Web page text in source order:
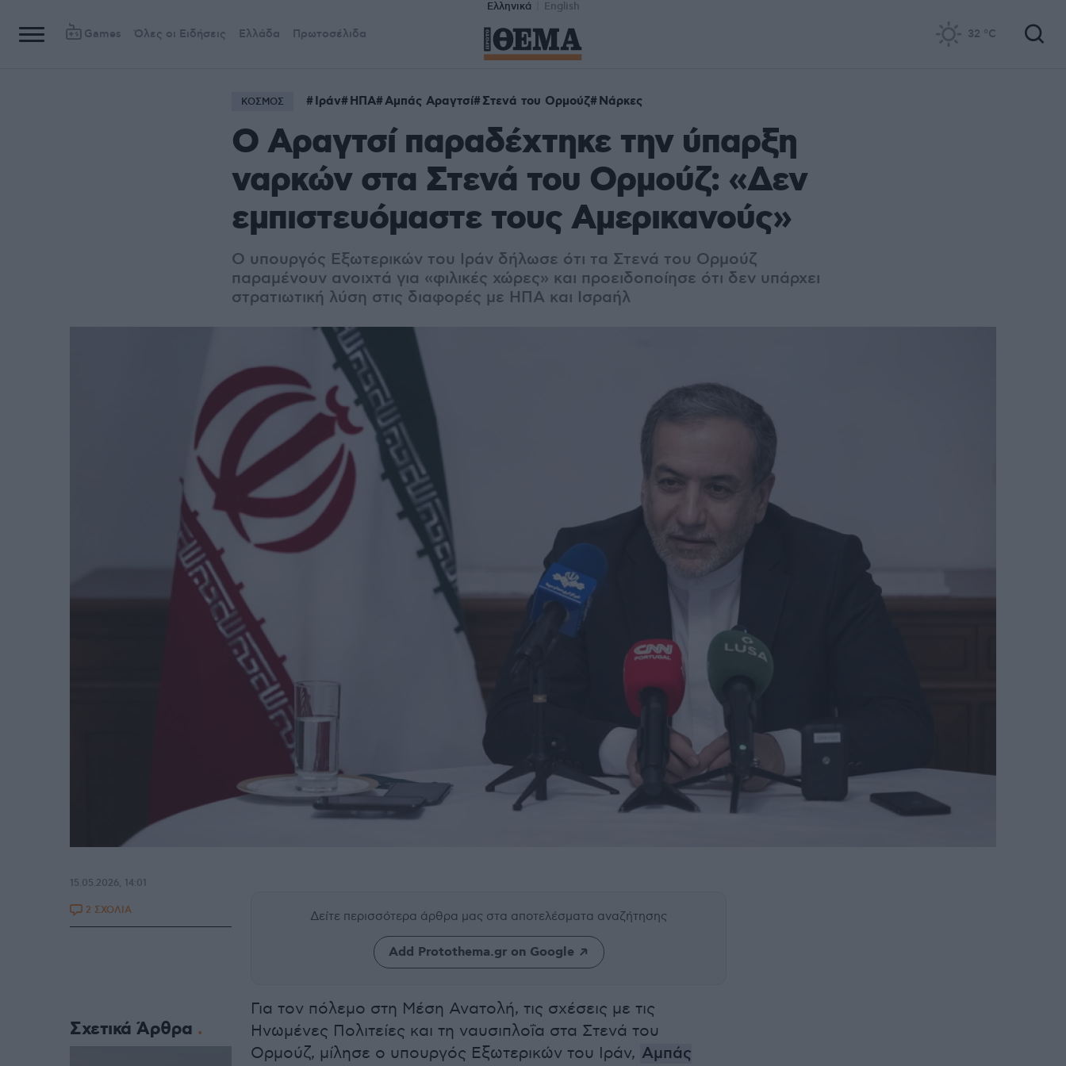
Ελληνικά English
Games Όλες οι Ειδήσεις Ελλάδα Πρωτοσέλιδα 32 °C
ΚΟΣΜΟΣ Ιράν ΗΠΑ Αμπάς Αραγτσί Στενά του Ορμούζ Νάρκες
Ο Αραγτσί παραδέχτηκε την ύπαρξη
ναρκών στα Στενά του Ορμούζ: «Δεν
εμπιστευόμαστε τους Αμερικανούς»
Ο υπουργός Εξωτερικών του Ιράν δήλωσε ότι τα Στενά του Ορμούζ
παραμένουν ανοιχτά για «φιλικές χώρες» και προειδοποίησε ότι δεν υπάρχει
στρατιωτική λύση στις διαφορές με ΗΠΑ και Ισραήλ
Δείτε περισσότερα άρθρα μας στα αποτελέσματα αναζήτησης
Add Protothema.gr on Google
Για τον πόλεμο στη Μέση Ανατολή, τις σχέσεις με τις
Ηνωμένες Πολιτείες και τη ναυσιπλοΐα στα Στενά του
Ορμούζ, μίλησε ο υπουργός Εξωτερικών του Ιράν, Αμπάς
15.05.2026, 14:01
2 ΣΧΟΛΙΑ
Σχετικά Άρθρα